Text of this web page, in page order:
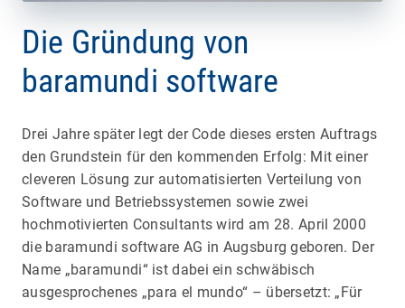
Die Gründung von
baramundi software
Drei Jahre später legt der Code dieses ersten Auftrags
den Grundstein für den kommenden Erfolg: Mit einer
cleveren Lösung zur automatisierten Verteilung von
Software und Betriebssystemen sowie zwei
hochmotivierten Consultants wird am 28. April 2000
die baramundi software AG in Augsburg geboren. Der
Name „baramundi“ ist dabei ein schwäbisch
ausgesprochenes „para el mundo“ – übersetzt: „Für